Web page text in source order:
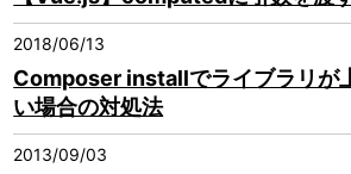
2018/06/13
Composer installでライブラリが
い場合の対処法
2013/09/03